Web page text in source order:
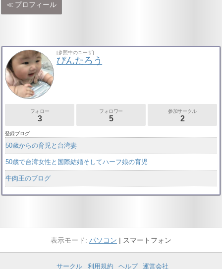
プロフィール
[参照中のユーザ]
ぴんたろう
フォロー
3
フォロワー
5
参加サークル
2
登録ブログ
50歳からの育児と台湾妻
50歳で台湾女性と国際結婚そしてハーフ娘の育児
牛肉王のブログ
パソコン スマートフォン
サークル 利用規約 ヘルプ 運営会社